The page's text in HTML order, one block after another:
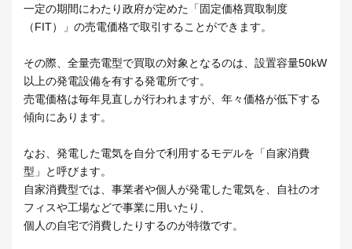
一定の期間にわたり政府が定めた「固定価格買取制度
（FIT）」の売電価格で取引することができます。
その際、全量売電型で買取の対象となるのは、 設置容量50kW
以上の発電設備を有する発電所です。
売電価格は毎年見直しが行われますが、年々価格が低下する
傾向にあります。
なお、発電した電気を自分で利用するモデルを「自家消費
型」と呼びます。
自家消費型では、事業者や個人が発電した電気を、自社のオ
フィスや工場などで事業に用いたり、
個人の自宅で消費したりするのが特徴です。